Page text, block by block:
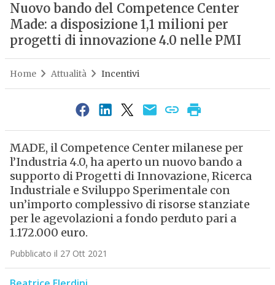
Nuovo bando del Competence Center
Made: a disposizione 1,1 milioni per
progetti di innovazione 4.0 nelle PMI
Home Attualità Incentivi
MADE, il Competence Center milanese per
l’Industria 4.0, ha aperto un nuovo bando a
supporto di Progetti di Innovazione, Ricerca
Industriale e Sviluppo Sperimentale con
un’importo complessivo di risorse stanziate
per le agevolazioni a fondo perduto pari a
1.172.000 euro.
Pubblicato il 27 Ott 2021